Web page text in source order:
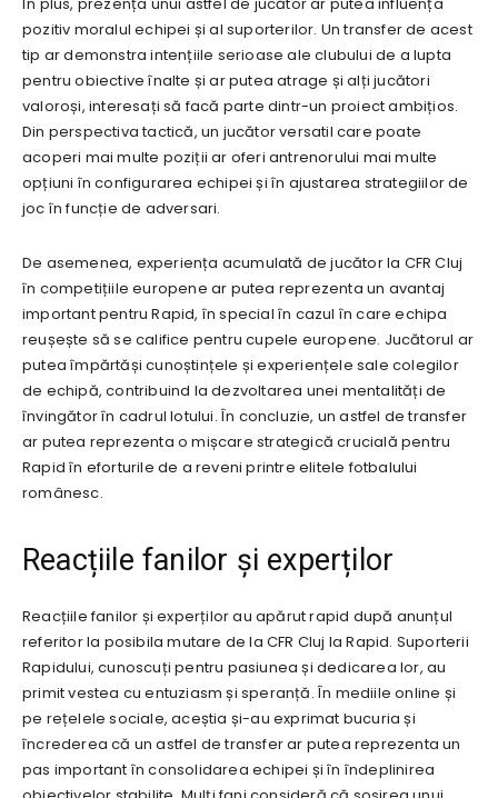
pozitiv moralul echipei și al suporterilor. Un transfer de acest
tip ar demonstra intențiile serioase ale clubului de a lupta
pentru obiective înalte și ar putea atrage și alți jucători
valoroși, interesați să facă parte dintr-un proiect ambițios.
Din perspectiva tactică, un jucător versatil care poate
acoperi mai multe poziții ar oferi antrenorului mai multe
opțiuni în configurarea echipei și în ajustarea strategiilor de
joc în funcție de adversari.
De asemenea, experiența acumulată de jucător la CFR Cluj
în competițiile europene ar putea reprezenta un avantaj
important pentru Rapid, în special în cazul în care echipa
reușește să se califice pentru cupele europene. Jucătorul ar
putea împărtăși cunoștințele și experiențele sale colegilor
de echipă, contribuind la dezvoltarea unei mentalități de
învingător în cadrul lotului. În concluzie, un astfel de transfer
ar putea reprezenta o mișcare strategică crucială pentru
Rapid în eforturile de a reveni printre elitele fotbalului
românesc.
Reacțiile fanilor și experților
Reacțiile fanilor și experților au apărut rapid după anunțul
referitor la posibila mutare de la CFR Cluj la Rapid. Suporterii
Rapidului, cunoscuți pentru pasiunea și dedicarea lor, au
primit vestea cu entuziasm și speranță. În mediile online și
pe rețelele sociale, aceștia și-au exprimat bucuria și
încrederea că un astfel de transfer ar putea reprezenta un
pas important în consolidarea echipei și în îndeplinirea